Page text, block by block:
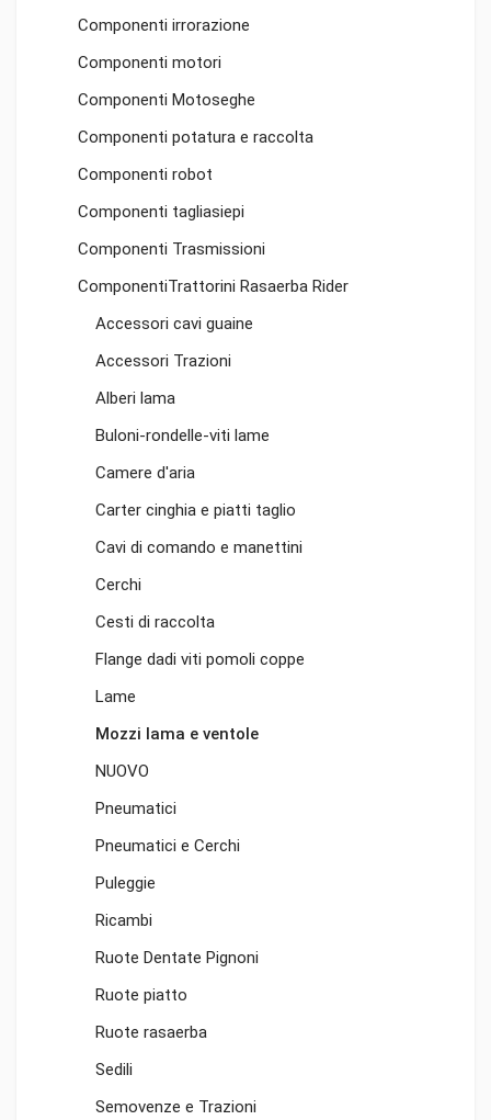
Componenti irrorazione
Componenti motori
Componenti Motoseghe
Componenti potatura e raccolta
Componenti robot
Componenti tagliasiepi
Componenti Trasmissioni
ComponentiTrattorini Rasaerba Rider
Accessori cavi guaine
Accessori Trazioni
Alberi lama
Buloni-rondelle-viti lame
Camere d'aria
Carter cinghia e piatti taglio
Cavi di comando e manettini
Cerchi
Cesti di raccolta
Flange dadi viti pomoli coppe
Lame
Mozzi lama e ventole
NUOVO
Pneumatici
Pneumatici e Cerchi
Puleggie
Ricambi
Ruote Dentate Pignoni
Ruote piatto
Ruote rasaerba
Sedili
Semovenze e Trazioni